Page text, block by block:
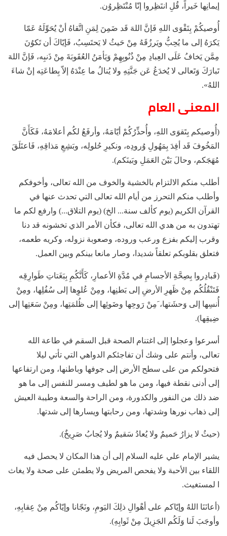
إيمانِها خَيراً، قُلِ انتَظِروا إنّا مُنْتَظِروُن.
أُوصيكُمْ بِتَقْوَى اللهِ فَإنَّ اللهَ قَد ضَمِنَ لِمَنِ اتَّقاهُ أنْ يُحَوِّلَهُ عَمّا
يَكرَهُ إلى ما يُحِبُّ ويَرزُقَهُ مِنْ حَيثُ لا يَحتَسِبُ، فَإيّاكَ أن تَكوُنَ
مِمَّن يَخافُ عَلَى العِبادِ مِنْ ذُنُوبِهِمْ وَيَأمَنُ العُقَوبَةَ مِنْ ذَنبِه، فَإنَّ اللهَ
تَبارَكَ وَتَعالى لا يُخدَعُ عَن جَنَّتِهِ ولا يُنالُ ما عِنْدَهُ إلاّ بِطاعَتِه إنْ شاءَ
اللهُ».
المعنى العام
(أُوصيكم بِتَقوَى اللهِ، وأُحذِّرُكُمْ أيّامَهُ، وأرفَعُ لكُم أعلامَهُ، فَكَأَنَّ
المَخُوفَ قَد أفِدَ بِمَهُولِ وُرودِه، ونكيرِ حُلولِه، وبَشِعِ مَذاقِهِ، فَاعتَلَقَ
مُهَجَكم، وحالَ بَيْنَ العَمَلِ وبَينَكم).
أطلب منكم الالتزام بالخشية والخوف من الله تعالى، وأخوفكم
وأطلب منكم التحرز من أيام الله تعالى التي تحدث عنها في
القرآن الكريم (يوم كألف سنة... الخ) (يوم التلاق...) وارفع لكم ما
تهتدون به من هدي الله تعالى، فكأن الأمر الذي تخشونه قد دنا
وقرب إليكم بفزع ورعب وروده، وصعوبة نزوله، وكريه طعمه،
فتعلق بقلوبكم تعلقاً شديدا، وصار مانعا بينكم وبين العمل.
(فَبادِروا بِصِحَّةِ الأجسامِ في مُدَّةِ الأعمارِ، كَأَنَّكُمِ بِبَغَتاتِ طَوارِقِه
فَتَنْقُلُكُم مِنْ ظَهرِ الأرضِ إلى بَطنِها، ومِنْ عُلوِها إلى سُفُلِها، ومِنْ
أُنسِها إلى وَحشَتها، َمِنْ رَوحِها وضَوئِها إلى ظُلمَتِها، ومِنْ سَعَتِها إلى
ضِيقِها).
أسرعوا وعجلوا إلى اغتنام الصحة قبل السقم في طاعة الله
تعالى، وأنتم على وشك أن تفاجئكم الدواهي التي تأتي ليلا
فتحولكم من على سطح الأرض إلى جوفها وباطنها، ومن ارتفاعها
إلى أدنى نقطة فيها، ومن ما هو لطيف ومسر للنفس إلى ما هو
ضد ذلك من النفور والكدورة، ومن الراحة والسعة وطيبة العيش
إلى ذهاب نورها وشدتها، ومن رحابتها ويسارها إلى شدتها.
(حيثُ لا يزارُ حَميمٌ ولا يُعادُ سَقيمٌ ولا يُجابُ صَرِيخٌ).
يشير الإمام علي عليه السلام إلى أن هذا المكان لا يحصل فيه
اللقاء بين الأحبة ولا يفحص المريض ولا يطمئن على صحة ولا يغاث
ا لمستغيث.
(أعانَنَا اللهُ وإيّاكم على أهْوالِ ذلِكَ اليَومِ، ونَجّانا وإيّاكُم مِنْ عِقابِهِ،
وأوجَبَ لَنا وَلَكُم الجَزِيلَ مِنْ ثَوابِهِ).